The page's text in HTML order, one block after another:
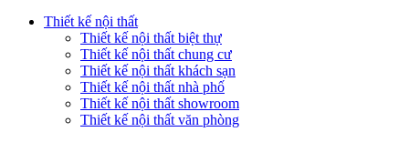
Thiết kế nội thất
Thiết kế nội thất biệt thự
Thiết kế nội thất chung cư
Thiết kế nội thất khách sạn
Thiết kế nội thất nhà phố
Thiết kế nội thất showroom
Thiết kế nội thất văn phòng